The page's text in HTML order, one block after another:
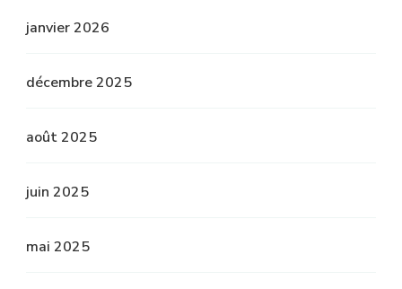
janvier 2026
décembre 2025
août 2025
juin 2025
mai 2025